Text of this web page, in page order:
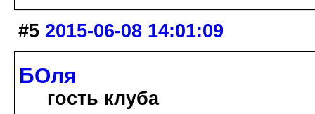
#5 2015-06-08 14:01:09
БОля
гость клуба